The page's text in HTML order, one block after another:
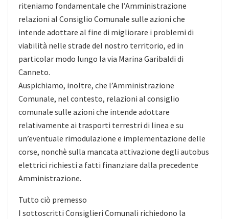
riteniamo fondamentale che l’Amministrazione
relazioni al Consiglio Comunale sulle azioni che
intende adottare al fine di migliorare i problemi di
viabilità nelle strade del nostro territorio, ed in
particolar modo lungo la via Marina Garibaldi di
Canneto.
Auspichiamo, inoltre, che l’Amministrazione
Comunale, nel contesto, relazioni al consiglio
comunale sulle azioni che intende adottare
relativamente ai trasporti terrestri di linea e su
un’eventuale rimodulazione e implementazione delle
corse, nonchè sulla mancata attivazione degli autobus
elettrici richiesti a fatti finanziare dalla precedente
Amministrazione.
Tutto ciò premesso
I sottoscritti Consiglieri Comunali richiedono la